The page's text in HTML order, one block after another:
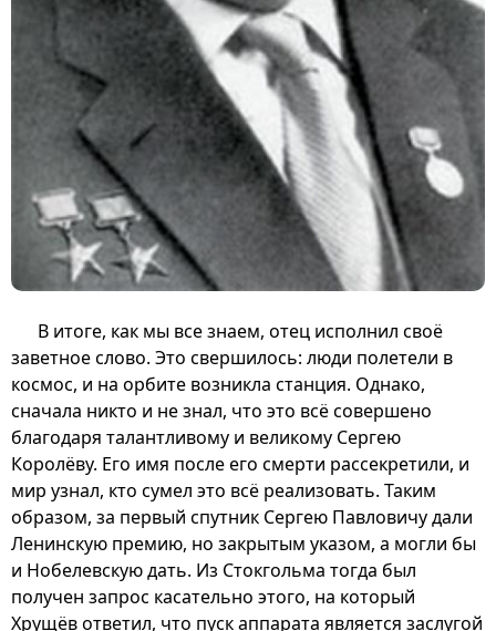
В итоге, как мы все знаем, отец исполнил своё
заветное слово. Это свершилось: люди полетели в
космос, и на орбите возникла станция. Однако,
сначала никто и не знал, что это всё совершено
благодаря талантливому и великому Сергею
Королёву. Его имя после его смерти рассекретили, и
мир узнал, кто сумел это всё реализовать. Таким
образом, за первый спутник Сергею Павловичу дали
Ленинскую премию, но закрытым указом, а могли бы
и Нобелевскую дать. Из Стокгольма тогда был
получен запрос касательно этого, на который
Хрущёв ответил, что пуск аппарата является заслугой